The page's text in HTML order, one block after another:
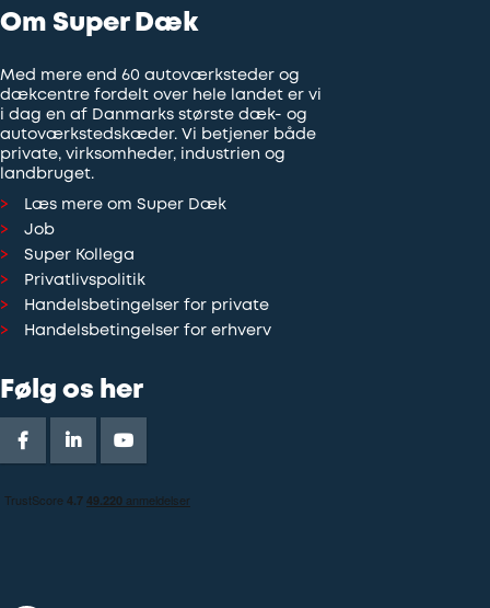
Om Super Dæk
Med mere end 60 autoværksteder og
dækcentre fordelt over hele landet er vi
i dag en af Danmarks største dæk- og
autoværkstedskæder. Vi betjener både
private, virksomheder, industrien og
landbruget.
Læs mere om Super Dæk
Job
Super Kollega
Privatlivspolitik
Handelsbetingelser for private
Handelsbetingelser for erhverv
Følg os her